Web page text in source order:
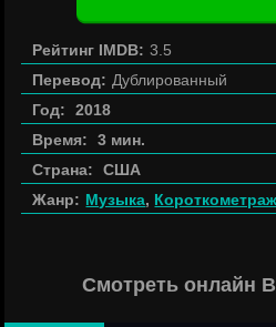
Рейтинг IMDB: 3.5
Перевод: Дублированный
Год:
2018
Время:
3 мин.
Страна:
США
Жанр: Музыка,
Смотреть онлайн